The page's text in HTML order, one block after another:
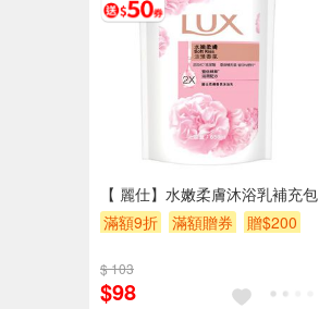
【 麗仕】水嫩柔膚沐浴乳補充包
滿額9折
滿額贈券 贈$200
$ 103
$98